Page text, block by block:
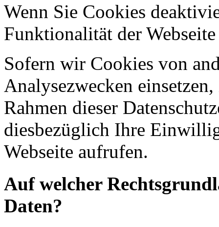
Wenn Sie Cookies
Funktionalität der
Sofern wir Cookies von
Analysezwecken
Rahmen dieser
diesbezüglich Ihre
Webseite aufrufen.
Auf welcher
Daten?